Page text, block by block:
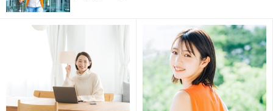
桐谷：格言に「落ちているナイフは使うな」っていう格
言がありますよね。
怖いですからね。
桐谷：私は落ちているナイフは掴んで、多少手は血まみ